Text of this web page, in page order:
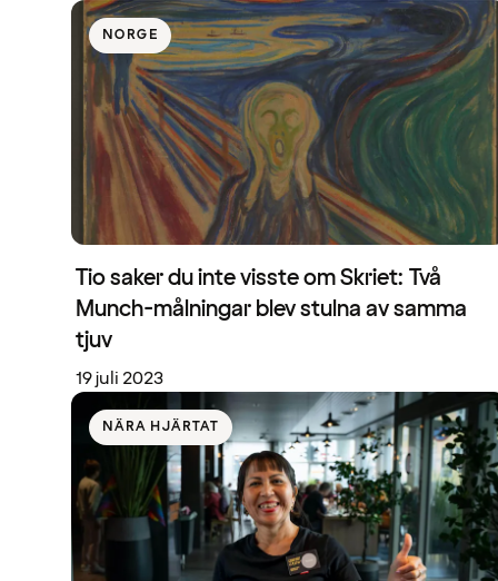
NORGE
Tio saker du inte visste om Skriet: Två
Munch-målningar blev stulna av samma
tjuv
19 juli 2023
NÄRA HJÄRTAT